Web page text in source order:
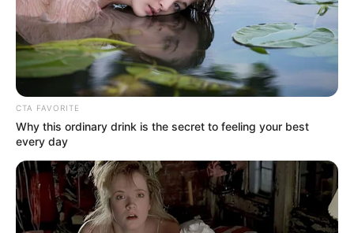
วันนี้ยังคงจมอยู่ในความรู้สึกของตนเอง บางท่านยัง
คิดมาก และกังวลกับเรื่องที่ยังไม่เกิดขึ้น ใครทำธุรกิจ
ส่วนตัวต้องปรับแผนธุรกิจถึงสามารถดำเนินไปต่อได้
การเงินยังต้องรอคอย ที่คาดหวังไว้อาจยังไม่ได้เข้ามา
ในวันนี้
คนวันอังคาร
ไพ่ประจำวันของท่าน คือ ไพ่ช่วยเหลือ
CTA FAVORITE
Why this ordinary drink is the secret to feeling your best
every day